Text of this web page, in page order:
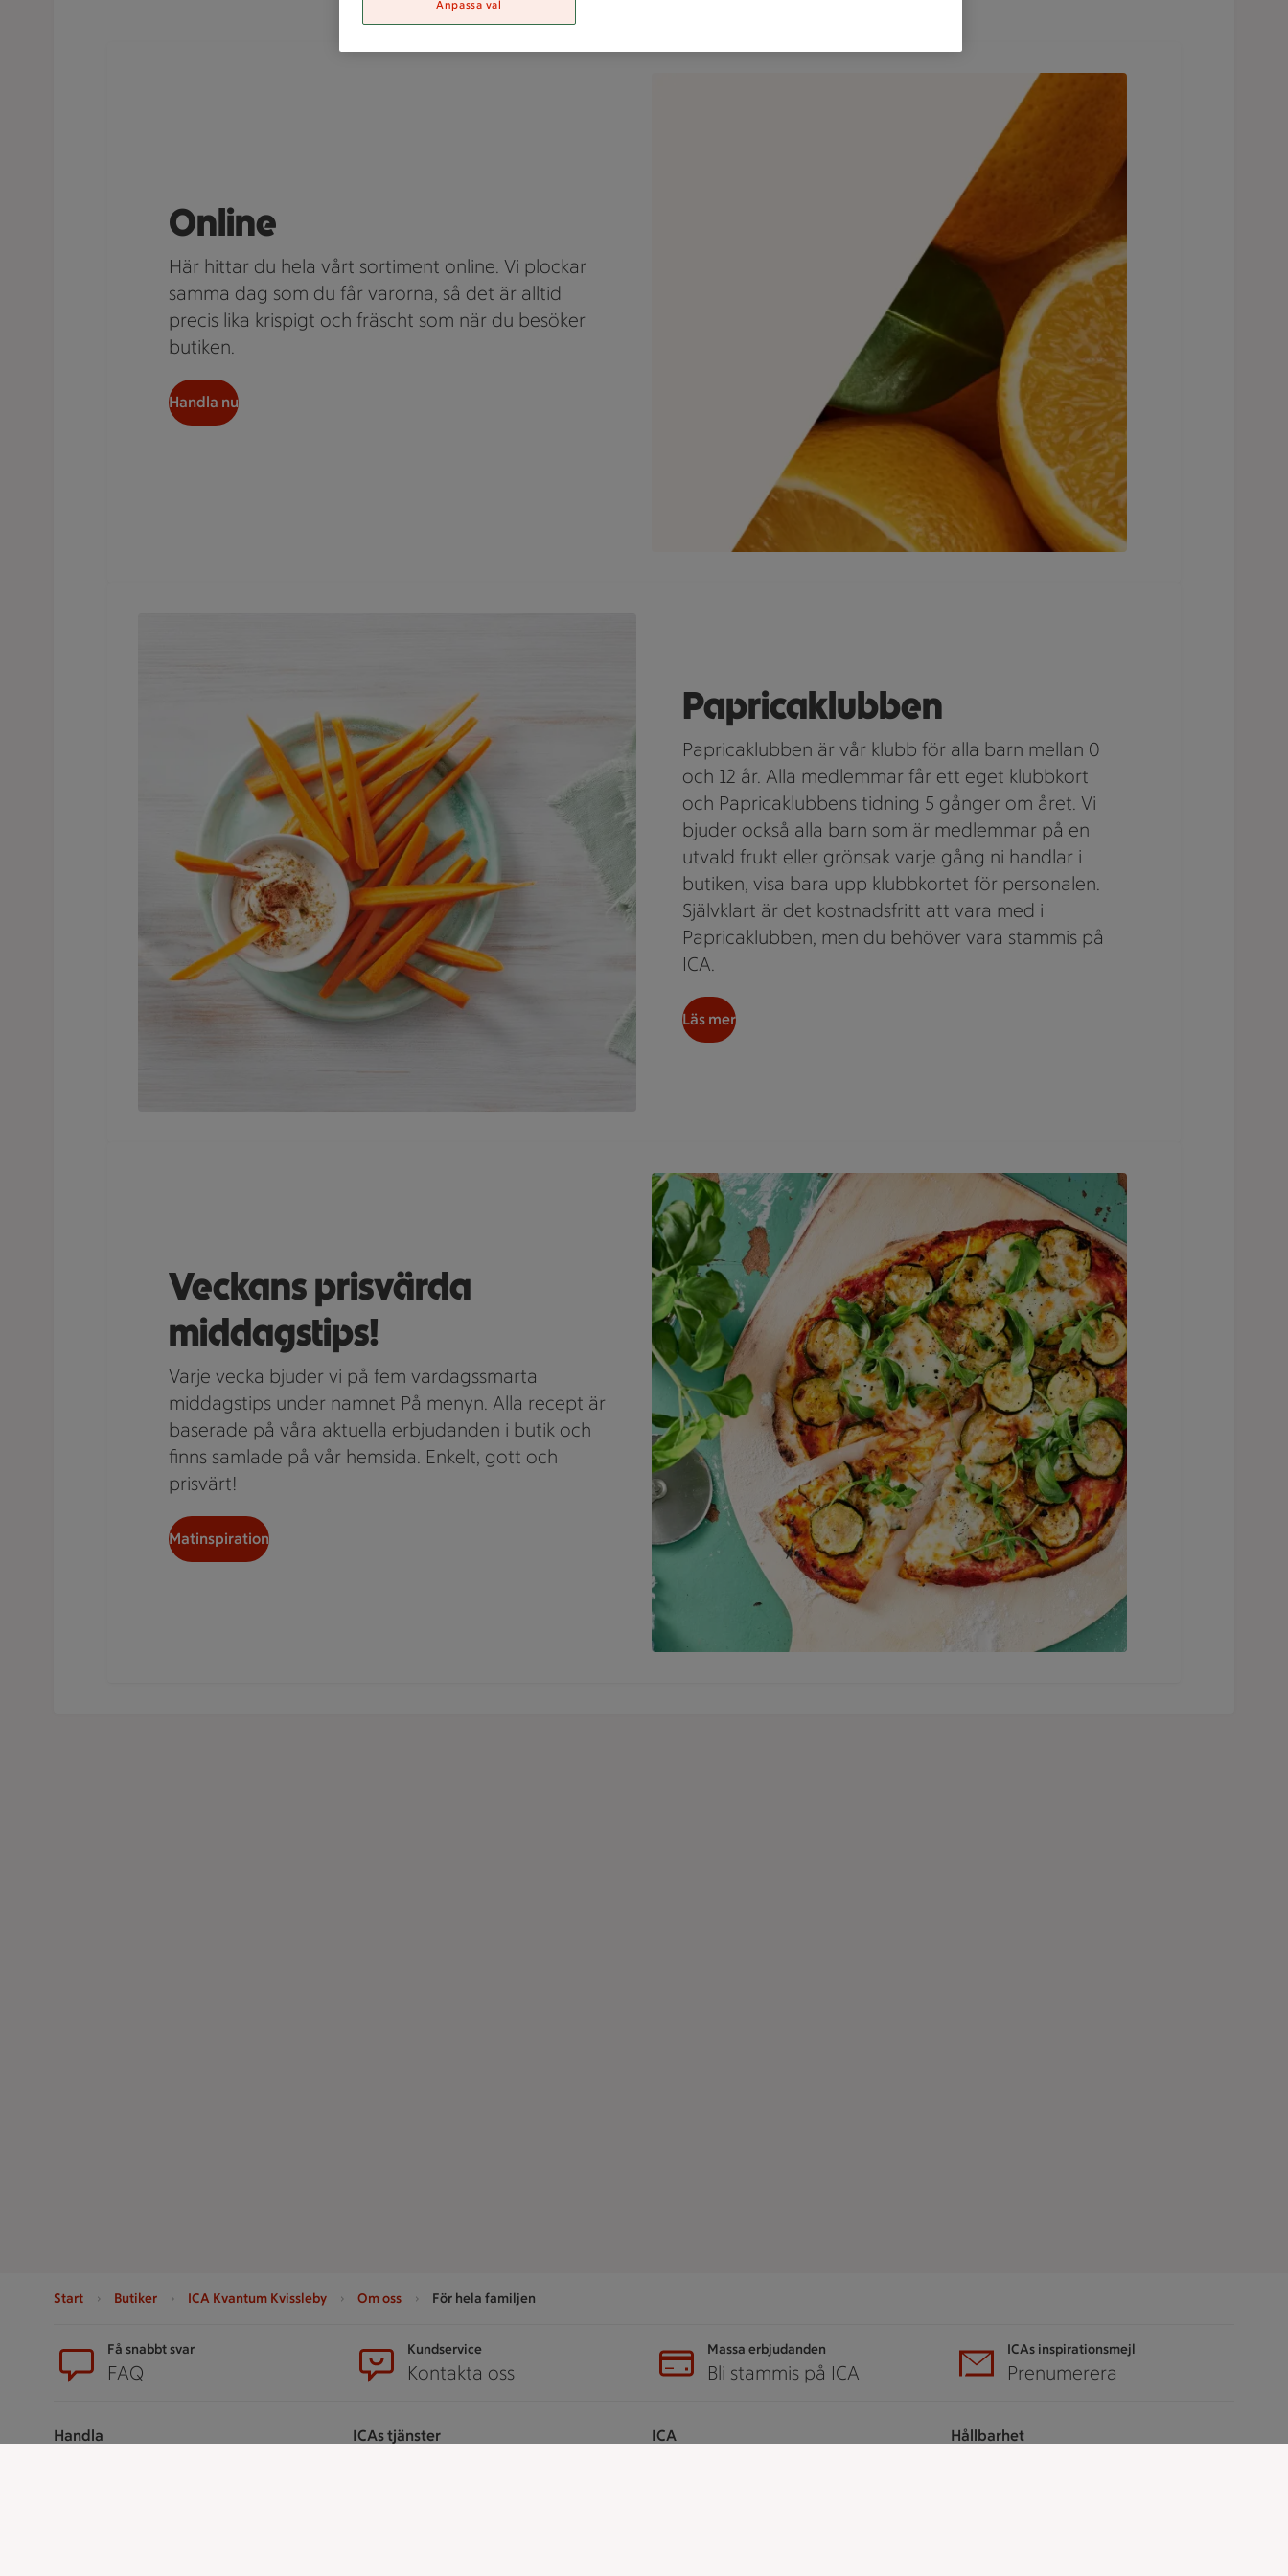
En apelsin är delad på mitten och ligger bredvid hela apelsiner och ett blad.
Online
Här hittar du hela vårt sortiment online. Vi plockar
samma dag som du får varorna, så det är alltid
precis lika krispigt och fräscht som när du besöker
butiken.
Handla nu
Papricaklubben
Papricaklubben är vår klubb för alla barn mellan 0
och 12 år. Alla medlemmar får ett eget klubbkort
och Papricaklubbens tidning 5 gånger om året. Vi
bjuder också alla barn som är medlemmar på en
utvald frukt eller grönsak varje gång ni handlar i
butiken, visa bara upp klubbkortet för personalen.
Självklart är det kostnadsfritt att vara med i
Papricaklubben, men du behöver vara stammis på
ICA.
Läs mer
En pizza med zucchini och salladsblad ligger på en tallrik bredvid en skål med basilika.
Veckans prisvärda
middagstips!
Varje vecka bjuder vi på fem vardagssmarta
middagstips under namnet På menyn. Alla recept är
baserade på våra aktuella erbjudanden i butik och
finns samlade på vår hemsida. Enkelt, gott och
prisvärt!
Matinspiration
Start Butiker ICA Kvantum Kvissleby Om oss För hela familjen
Få snabbt svar
FAQ
Kundservice
Kontakta oss
Massa erbjudanden
Bli stammis på ICA
ICAs inspirationsmejl
Prenumerera
Handla ICAs tjänster ICA Hållbarhet
Anpassa val